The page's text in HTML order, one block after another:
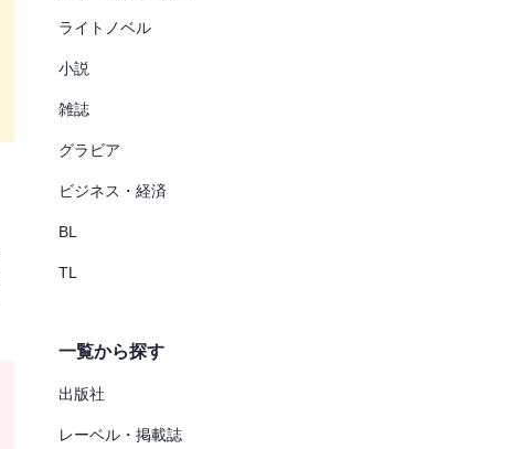
ライトノベル
小説
雑誌
グラビア
ビジネス・経済
BL
TL
一覧から探す
出版社
レーベル・掲載誌